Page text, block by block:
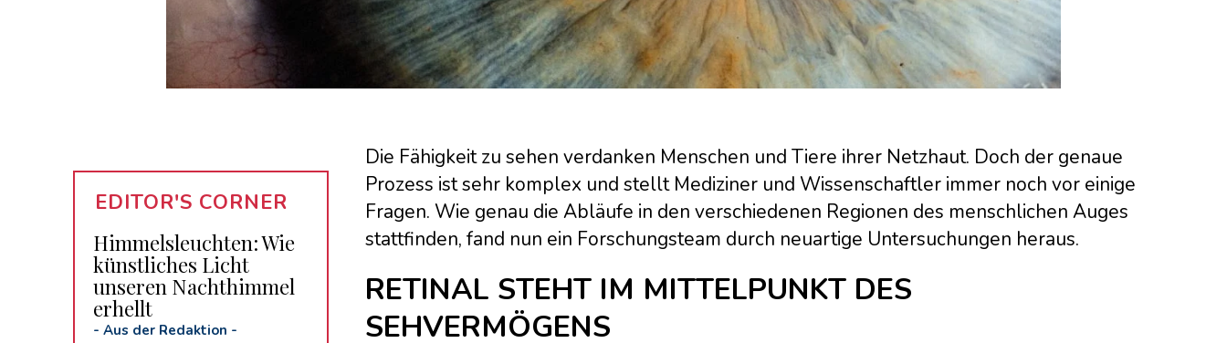
Die Fähigkeit zu sehen verdanken Menschen und Tiere ihrer Netzhaut. Doch der genaue
Prozess ist sehr komplex und stellt Mediziner und Wissenschaftler immer noch vor einige
Fragen. Wie genau die Abläufe in den verschiedenen Regionen des menschlichen Auges
stattfinden, fand nun ein Forschungsteam durch neuartige Untersuchungen heraus.
RETINAL STEHT IM MITTELPUNKT DES
SEHVERMÖGENS
EDITOR'S CORNER
Himmelsleuchten: Wie
künstliches Licht
unseren Nachthimmel
erhellt
- Aus der Redaktion -